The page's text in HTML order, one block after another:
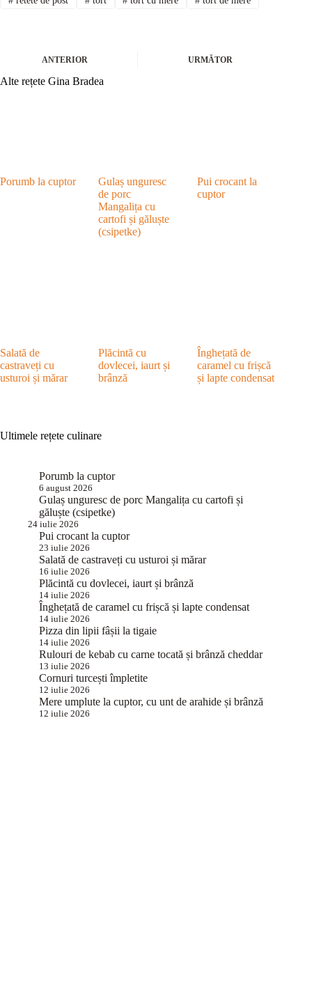
ANTERIOR URMĂTOR
Alte rețete Gina Bradea
Porumb la cuptor
Gulaș unguresc
de porc
Mangalița cu
cartofi și găluște
(csipetke)
Pui crocant la
cuptor
Salată de
castraveți cu
usturoi și mărar
Plăcintă cu
dovlecei, iaurt și
brânză
Înghețată de
caramel cu frișcă
și lapte condensat
Ultimele rețete culinare
Porumb la cuptor
6 august 2026
Gulaș unguresc de porc Mangalița cu cartofi și
găluște (csipetke)
24 iulie 2026
Pui crocant la cuptor
23 iulie 2026
Salată de castraveți cu usturoi și mărar
16 iulie 2026
Plăcintă cu dovlecei, iaurt și brânză
14 iulie 2026
Înghețată de caramel cu frișcă și lapte condensat
14 iulie 2026
Pizza din lipii fâșii la tigaie
14 iulie 2026
Rulouri de kebab cu carne tocată și brânză cheddar
13 iulie 2026
Cornuri turcești împletite
12 iulie 2026
Mere umplute la cuptor, cu unt de arahide și brânză
12 iulie 2026